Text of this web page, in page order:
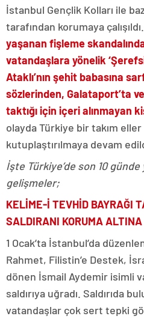
İstanbul Gençlik Kolları ile
tarafından korumaya çalışıldı.
yaşanan fişleme
vatandaşlara yönelik
Ataklı’nın şehit babasına
sözlerinden, Galataport’ta
taktığı için içeri alınmayan
olayda Türkiye bir takım
kutuplaştırılmaya devam
İşte Türkiye’de son 10 günde
gelişmeler;
KELİME-İ TEVHİD BAYRAĞI
SALDIRANI KORUMA
1 Ocak’ta İstanbul’da
Rahmet, Filistin’e Destek,
dönen İsmail Aydemir isimli
saldırıya uğradı. Saldırıda
vatandaşlar çok sert tepki